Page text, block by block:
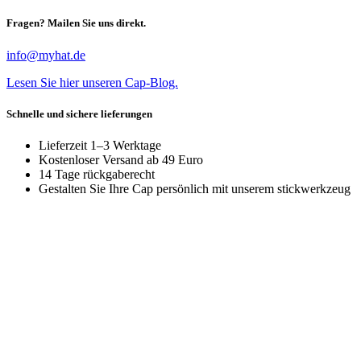
Fragen? Mailen Sie uns direkt.
info@myhat.de
Lesen Sie hier unseren Cap-Blog.
Schnelle und sichere lieferungen
Lieferzeit 1–3 Werktage
Kostenloser Versand ab 49 Euro
14 Tage rückgaberecht
Gestalten Sie Ihre Cap persönlich mit unserem stickwerkzeug